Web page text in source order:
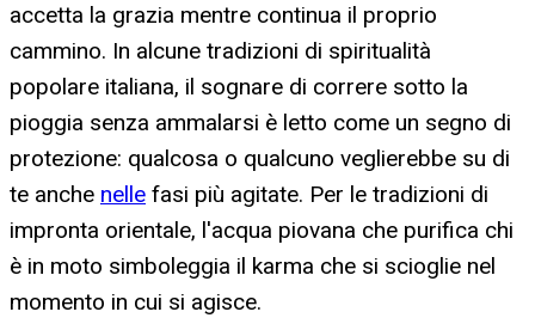
accetta la grazia mentre continua il proprio
cammino. In alcune tradizioni di spiritualità
popolare italiana, il sognare di correre sotto la
pioggia senza ammalarsi è letto come un segno di
protezione: qualcosa o qualcuno veglierebbe su di
te anche nelle fasi più agitate. Per le tradizioni di
impronta orientale, l'acqua piovana che purifica chi
è in moto simboleggia il karma che si scioglie nel
momento in cui si agisce.